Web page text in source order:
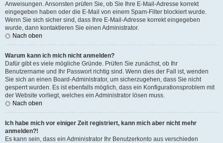
Anweisungen. Ansonsten prüfen Sie, ob Sie Ihre E-Mail-Adresse korrekt
eingegeben haben oder die E-Mail von einem Spam-Filter blockiert wurde.
Wenn Sie sich sicher sind, dass Ihre E-Mail-Adresse korrekt eingegeben
wurde, dann kontaktieren Sie einen Administrator.
Nach oben
Warum kann ich mich nicht anmelden?
Dafür gibt es viele mögliche Gründe. Prüfen Sie zunächst, ob Ihr
Benutzername und Ihr Passwort richtig sind. Wenn dies der Fall ist, wenden
Sie sich an einen Board-Administrator, um sicherzugehen, dass Sie nicht
gesperrt wurden. Es ist ebenfalls möglich, dass ein Konfigurationsproblem mit
der Website vorliegt, welches ein Administrator lösen muss.
Nach oben
Ich habe mich vor einiger Zeit registriert, kann mich aber nicht mehr
anmelden?!
Es kann sein, dass ein Administrator Ihr Benutzerkonto aus verschieden